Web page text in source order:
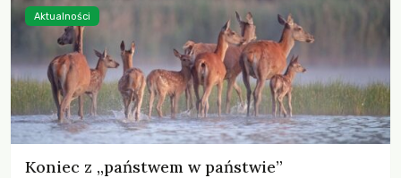
Koniec z „państwem w państwie”
Aktualności